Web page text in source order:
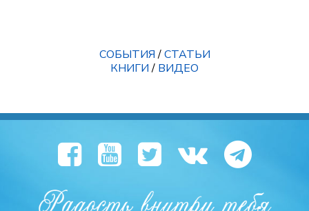
СОБЫТИЯ/СТАТЬИ
КНИГИ/ ВИДЕО